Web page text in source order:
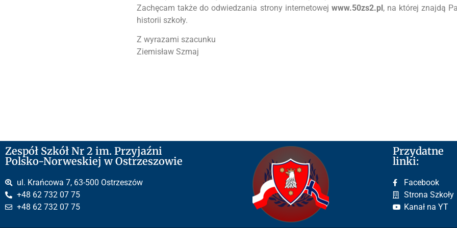
Zachęcam także do odwiedzania strony internetowej www.50zs2.pl, na której znajdą
historii szkoły.
Z wyrazami szacunku
Ziemisław Szmaj
Zespół Szkół Nr 2 im. Przyjaźni
Polsko-Norweskiej w Ostrzeszowie
ul. Krańcowa 7, 63-500 Ostrzeszów
+48 62 732 07 75
+48 62 732 07 75
Przydatne
linki:
Facebook
Strona Szkoły
Kanał na YT